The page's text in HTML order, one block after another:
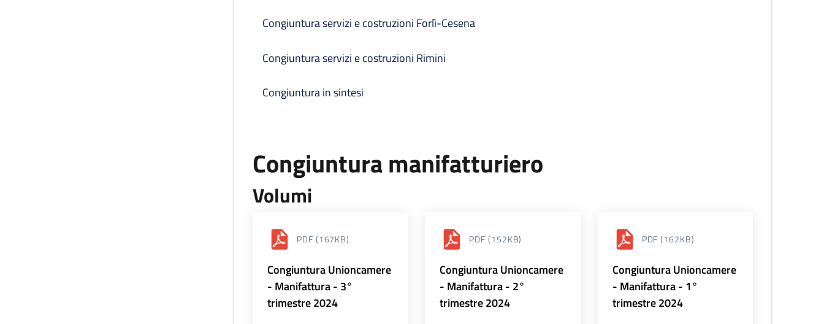
Congiuntura servizi e costruzioni Forlì-Cesena
Congiuntura servizi e costruzioni Rimini
Congiuntura in sintesi
Congiuntura manifatturiero
Volumi
PDF (167KB)
Congiuntura Unioncamere
- Manifattura - 3°
trimestre 2024
PDF (152KB)
Congiuntura Unioncamere
- Manifattura - 2°
trimestre 2024
PDF (162KB)
Congiuntura Unioncamere
- Manifattura - 1°
trimestre 2024